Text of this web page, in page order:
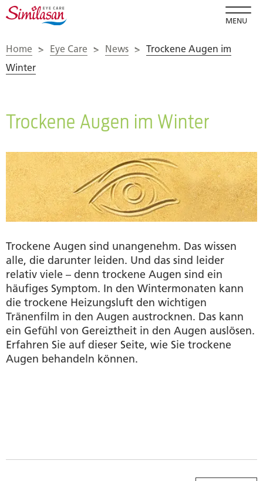
MENU
Home > Eye Care > News > Trockene Augen im
Winter
Trockene Augen im Winter
Trockene Augen sind unangenehm. Das wissen
alle, die darunter leiden. Und das sind leider
relativ viele – denn trockene Augen sind ein
häufiges Symptom. In den Wintermonaten kann
die trockene Heizungsluft den wichtigen
Tränenfilm in den Augen austrocknen. Das kann
ein Gefühl von Gereiztheit in den Augen auslösen.
Erfahren Sie auf dieser Seite, wie Sie trockene
Augen behandeln können.